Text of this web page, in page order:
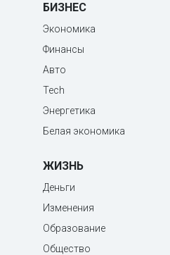
БИЗНЕС
Экономика
Финансы
Авто
Tech
Энергетика
Белая экономика
ЖИЗНЬ
Деньги
Изменения
Образование
Общество